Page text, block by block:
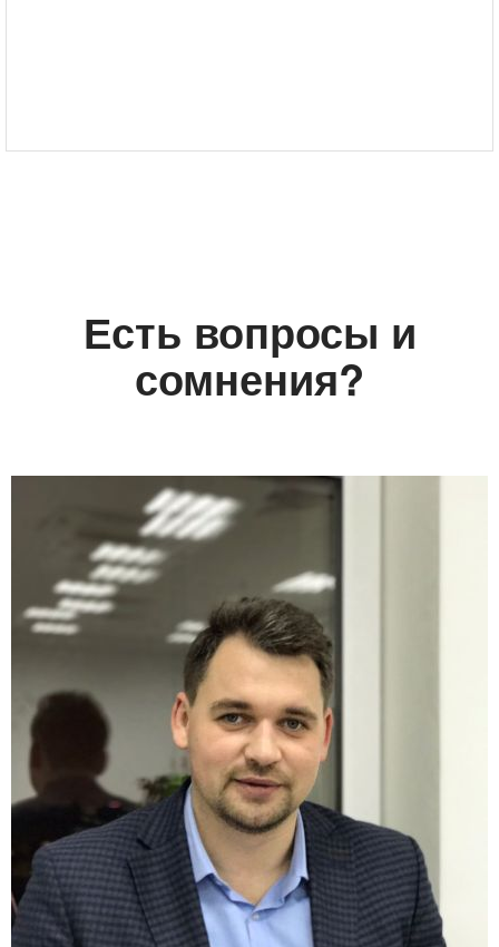
Есть вопросы и
сомнения?